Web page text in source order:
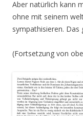
Aber natürlich kann
ohne mit seinem
sympathisieren. Das
(Fortsetzung von